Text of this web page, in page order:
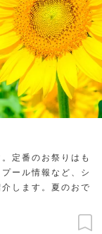
定番のお祭りはも
ール情報など、シ
します。夏のおで